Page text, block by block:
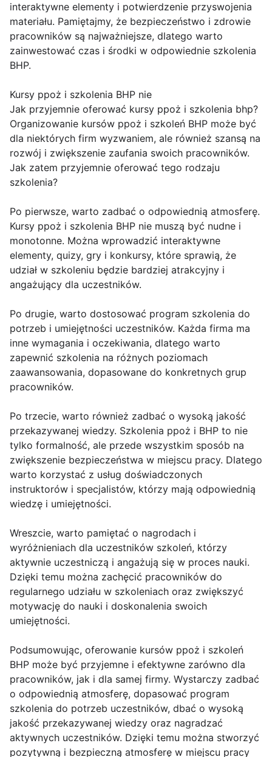
interaktywne elementy i potwierdzenie przyswojenia
materiału. Pamiętajmy, że bezpieczeństwo i zdrowie
pracowników są najważniejsze, dlatego warto
zainwestować czas i środki w odpowiednie szkolenia
BHP.
Kursy ppoż i szkolenia BHP nie
Jak przyjemnie oferować kursy ppoż i szkolenia bhp?
Organizowanie kursów ppoż i szkoleń BHP może być
dla niektórych firm wyzwaniem, ale również szansą na
rozwój i zwiększenie zaufania swoich pracowników.
Jak zatem przyjemnie oferować tego rodzaju
szkolenia?
Po pierwsze, warto zadbać o odpowiednią atmosferę.
Kursy ppoż i szkolenia BHP nie muszą być nudne i
monotonne. Można wprowadzić interaktywne
elementy, quizy, gry i konkursy, które sprawią, że
udział w szkoleniu będzie bardziej atrakcyjny i
angażujący dla uczestników.
Po drugie, warto dostosować program szkolenia do
potrzeb i umiejętności uczestników. Każda firma ma
inne wymagania i oczekiwania, dlatego warto
zapewnić szkolenia na różnych poziomach
zaawansowania, dopasowane do konkretnych grup
pracowników.
Po trzecie, warto również zadbać o wysoką jakość
przekazywanej wiedzy. Szkolenia ppoż i BHP to nie
tylko formalność, ale przede wszystkim sposób na
zwiększenie bezpieczeństwa w miejscu pracy. Dlatego
warto korzystać z usług doświadczonych
instruktorów i specjalistów, którzy mają odpowiednią
wiedzę i umiejętności.
Wreszcie, warto pamiętać o nagrodach i
wyróżnieniach dla uczestników szkoleń, którzy
aktywnie uczestniczą i angażują się w proces nauki.
Dzięki temu można zachęcić pracowników do
regularnego udziału w szkoleniach oraz zwiększyć
motywację do nauki i doskonalenia swoich
umiejętności.
Podsumowując, oferowanie kursów ppoż i szkoleń
BHP może być przyjemne i efektywne zarówno dla
pracowników, jak i dla samej firmy. Wystarczy zadbać
o odpowiednią atmosferę, dopasować program
szkolenia do potrzeb uczestników, dbać o wysoką
jakość przekazywanej wiedzy oraz nagradzać
aktywnych uczestników. Dzięki temu można stworzyć
pozytywną i bezpieczną atmosferę w miejscu pracy